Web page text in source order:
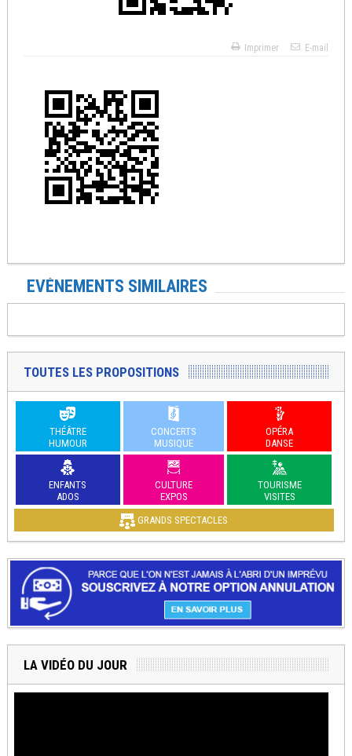
Imprimer E-mail
EVÉNEMENTS SIMILAIRES
TOUTES LES PROPOSITIONS
THÉÂTRE
HUMOUR
CONCERTS
MUSIQUE
OPÉRA
DANSE
ENFANTS
ADOS
CULTURE
EXPOS
TOURISME
VISITES
GRANDS SPECTACLES
LA VIDÉO DU JOUR